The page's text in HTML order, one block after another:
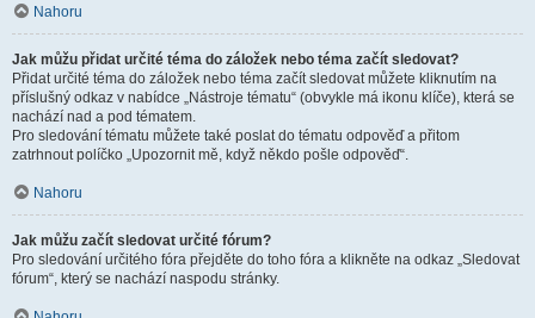
Nahoru
Jak můžu přidat určité téma do záložek nebo téma začít sledovat?
Přidat určité téma do záložek nebo téma začít sledovat můžete kliknutím na
příslušný odkaz v nabídce „Nástroje tématu“ (obvykle má ikonu klíče), která se
nachází nad a pod tématem.
Pro sledování tématu můžete také poslat do tématu odpověď a přitom
zatrhnout políčko „Upozornit mě, když někdo pošle odpověď“.
Nahoru
Jak můžu začít sledovat určité fórum?
Pro sledování určitého fóra přejděte do toho fóra a klikněte na odkaz „Sledovat
fórum“, který se nachází naspodu stránky.